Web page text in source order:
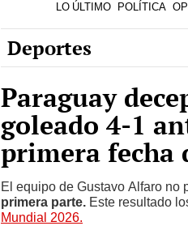
LO ÚLTIMO POLÍTICA
Deportes
Paraguay
goleado 4-1
primera fecha
El equipo de Gustavo Alfaro no
primera parte. Este resultado
Mundial 2026.